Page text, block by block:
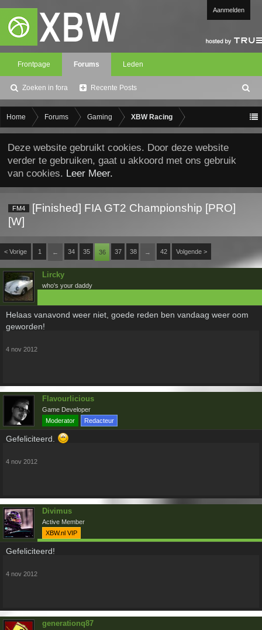
Aanmelden
Frontpage Forums
Zoeken in fora Recente Posts
Leden
oe
ke
n
Home Forums Gaming XBW Racing
Deze website gebruikt cookies. Door deze website
verder te gebruiken, gaat u akkoord met ons gebruik
van cookies. Leer Meer.
FM4
[Finished] FIA GT2 Championship [PRO]
[W]
< Vorige 1 ← 34 35 36 37 38 → 42 Volgende >
Lircky
who's your daddy
Helaas vanavond weer niet, goede reden ben vandaag weer oom
geworden!
4 nov 2012
Flavourlicious
Game Developer
Moderator
Redacteur
Gefeliciteerd.
4 nov 2012
Divimus
Active Member
XBW.nl VIP
Gefeliciteerd!
4 nov 2012
generationq87